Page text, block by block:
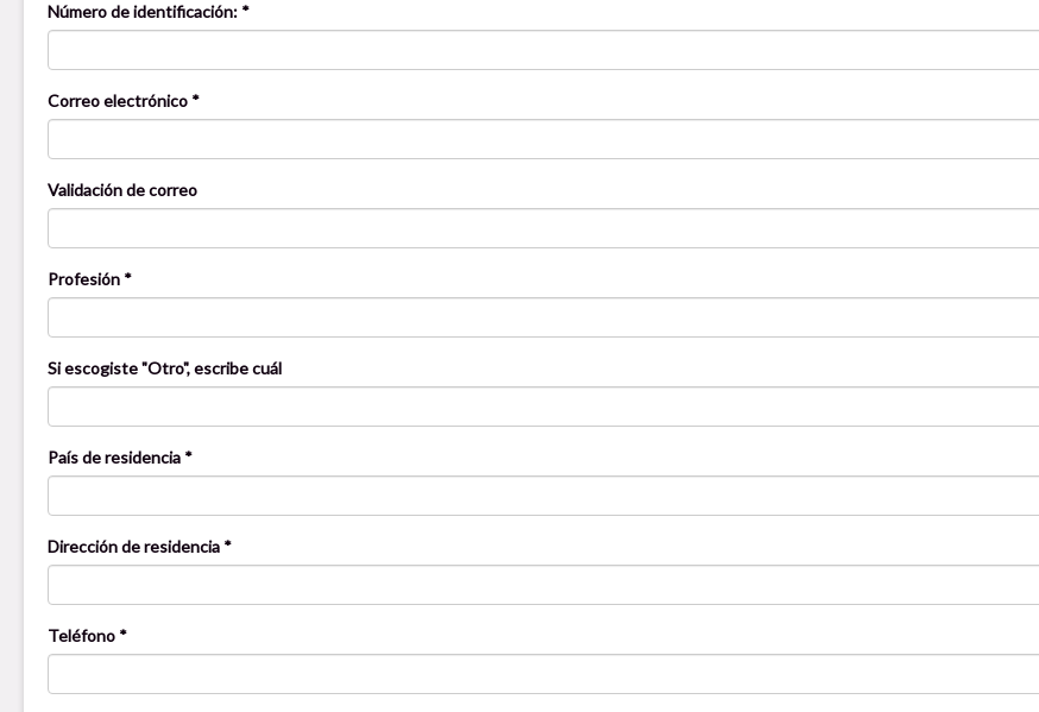
Número de identificación: *
Correo electrónico *
Validación de correo
Profesión *
Si escogiste "Otro", escribe cuál
País de residencia *
Dirección de residencia *
Teléfono *